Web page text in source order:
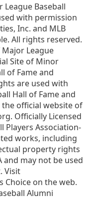
League Baseball
with permission
Inc. and MLB
All rights reserved.
League
Site of Minor
of Fame and
are used with
Hall of Fame and
the official website of
Officially Licensed
Players Association-
works, including
property rights
and may not be used
Visit
Choice on the web.
Alumni